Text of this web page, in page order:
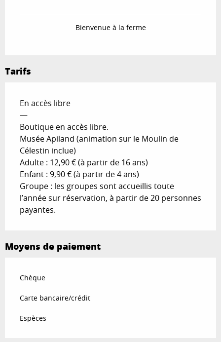
Bienvenue à la ferme
Tarifs
En accès libre
—
Boutique en accès libre.
Musée Apiland (animation sur le Moulin de
Célestin inclue)
Adulte : 12,90 € (à partir de 16 ans)
Enfant : 9,90 € (à partir de 4 ans)
Groupe : les groupes sont accueillis toute
l’année sur réservation, à partir de 20 personnes
payantes.
Moyens de paiement
Chèque
Carte bancaire/crédit
Espèces